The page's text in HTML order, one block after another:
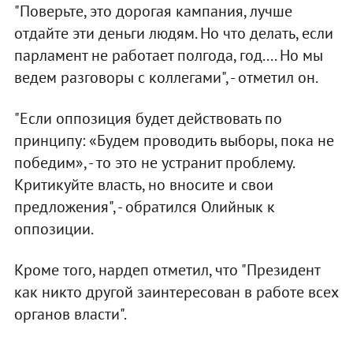
"Поверьте, это дорогая кампания, лучше
отдайте эти деньги людям. Но что делать, если
парламент не работает полгода, год.... Но мы
ведем разговоры с коллегами", - отметил он.
"Если оппозиция будет действовать по
принципу: «Будем проводить выборы, пока не
победим», - то это не устранит проблему.
Критикуйте власть, но вносите и свои
предложения", - обратился Олийнык к
оппозиции.
Кроме того, нардеп отметил, что "Президент
как никто другой заинтересован в работе всех
органов власти".